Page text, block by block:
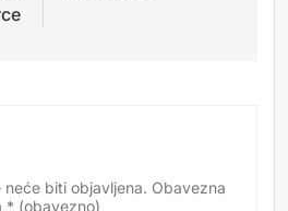
biti objavljena. Obavezna
* (obavezno)